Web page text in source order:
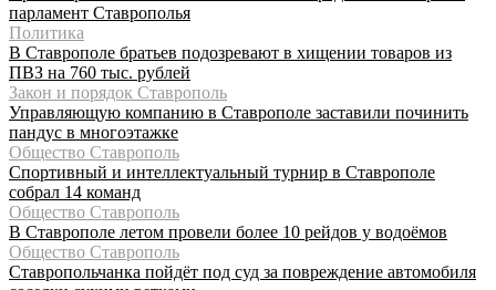
парламент Ставрополья
Политика
В Ставрополе братьев подозревают в хищении товаров из
ПВЗ на 760 тыс. рублей
Закон и порядок Ставрополь
Управляющую компанию в Ставрополе заставили починить
пандус в многоэтажке
Общество Ставрополь
Спортивный и интеллектуальный турнир в Ставрополе
собрал 14 команд
Общество Ставрополь
В Ставрополе летом провели более 10 рейдов у водоёмов
Общество Ставрополь
Ставропольчанка пойдёт под суд за повреждение автомобиля